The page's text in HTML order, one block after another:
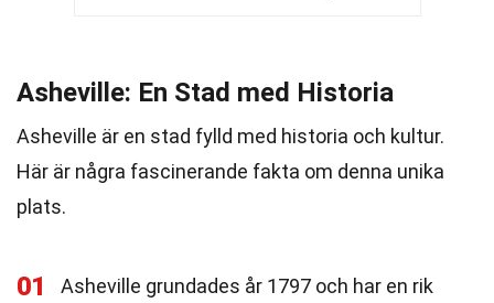
Asheville: En Stad med Historia
Asheville är en stad fylld med historia och kultur.
Här är några fascinerande fakta om denna unika
plats.
01
Asheville grundades år 1797 och har en rik